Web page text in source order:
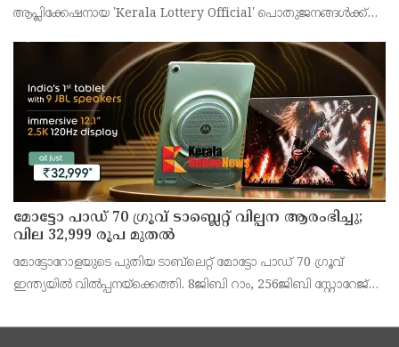
ആപ്ലിക്കേഷനായ 'Kerala Lottery Official' പൊതുജനങ്ങൾക്ക്
അഞ്ജു കെ എസ് അറിയിച്ചു.
മോട്ടോ പാഡ് 70 ഗ്രൂവ് ടാബ്ലെറ്റ് വില്പന ആരംഭിച്ചു;
വില 32,999 രൂപ മുതൽ
മോട്ടോറോളയുടെ പുതിയ ടാബ്‌ലെറ്റ് മോട്ടോ പാഡ് 70 ഗ്രൂവ്
ഇന്ത്യയിൽ വിൽപ്പനയ്‌ക്കെത്തി. 8ജിബി റാം, 256ജിബി സ്റ്റോറേജ്
ഉൾപ്പെടെ 32,999 രൂപയാണ് ഫലപ്രദമായ